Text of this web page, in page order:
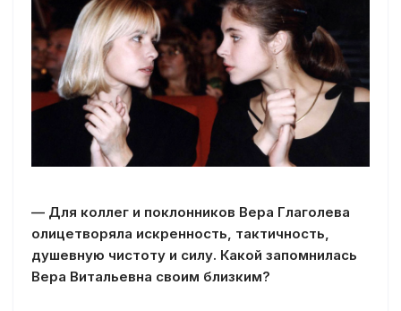
— Для коллег и поклонников Вера Глаголева
олицетворяла искренность, тактичность,
душевную чистоту и силу. Какой запомнилась
Вера Витальевна своим близким?